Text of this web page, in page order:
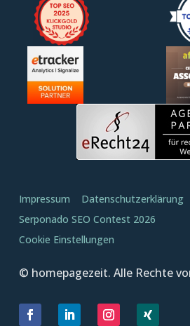
Impressum Datenschutzerklärung
Serponado SEO Contest 2026
Cookie Einstellungen
© homepagezeit. Alle Rechte